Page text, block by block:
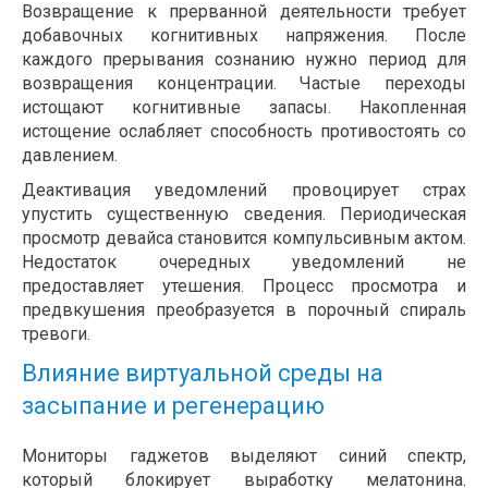
Возвращение к прерванной деятельности требует
добавочных когнитивных напряжения. После
каждого прерывания сознанию нужно период для
возвращения концентрации. Частые переходы
истощают когнитивные запасы. Накопленная
истощение ослабляет способность противостоять со
давлением.
Деактивация уведомлений провоцирует страх
упустить существенную сведения. Периодическая
просмотр девайса становится компульсивным актом.
Недостаток очередных уведомлений не
предоставляет утешения. Процесс просмотра и
предвкушения преобразуется в порочный спираль
тревоги.
Влияние виртуальной среды на
засыпание и регенерацию
Мониторы гаджетов выделяют синий спектр,
который блокирует выработку мелатонина.